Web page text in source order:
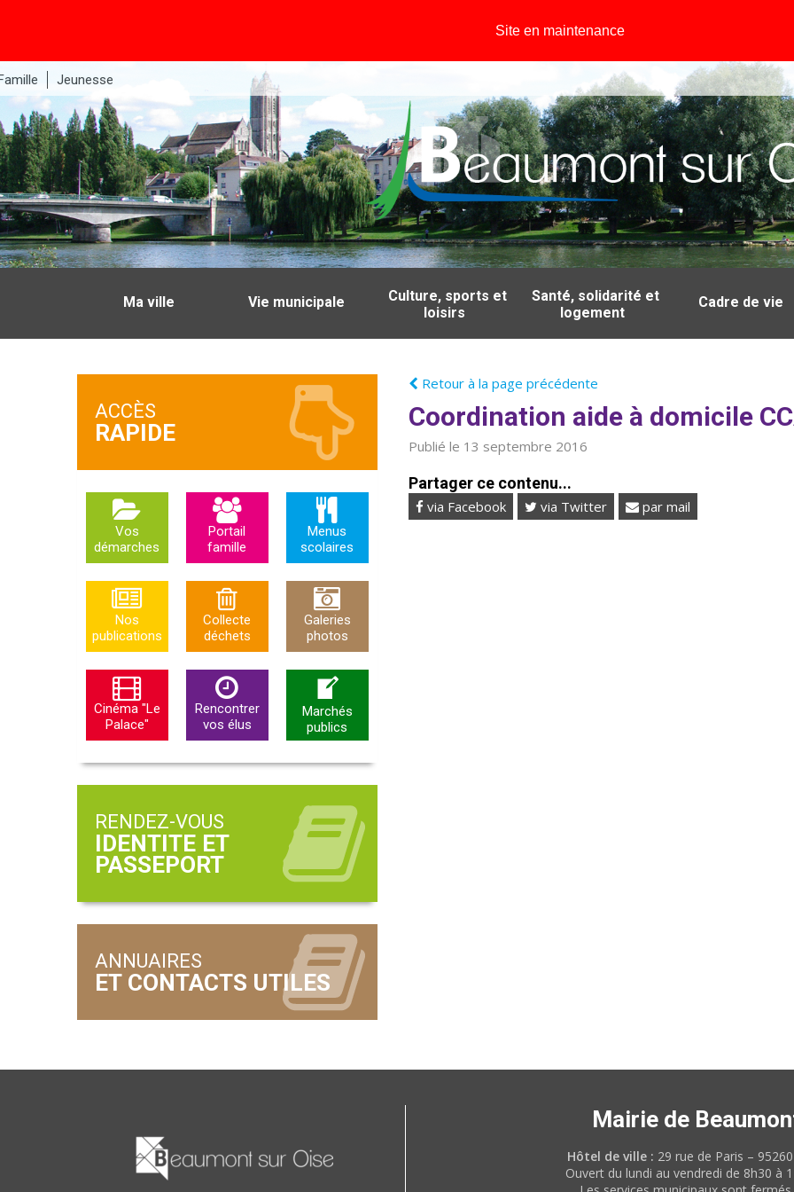
Jeunesse
Ma ville Vie municipale
Culture, sports et
loisirs
Santé, solidarité et
logement
Cadre de vie
Retour à la page précédente
Coordination aide à domicile
Publié le 13 septembre 2016
Partager ce contenu...
via Facebook via Twitter par mail
ACCÈS
Vos
démarches
Portail
famille
Menus
scolaires
Nos
publications
Collecte
déchets
Galeries
photos
Cinéma "Le
Palace"
Rencontrer
vos élus
Marchés
publics
RENDEZ-VOUS
ANNUAIRES
Mairie de
Hôtel de ville : 29 rue de Paris –
Ouvert du lundi au vendredi de 8h30 à
Site en maintenance